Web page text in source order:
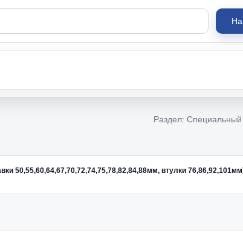
Раздел: Специальный
50,55,60,64,67,70,72,74,75,78,82,84,88мм, втулки